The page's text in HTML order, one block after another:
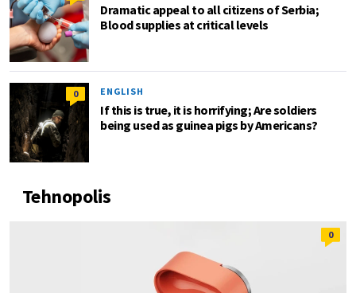
Dramatic appeal to all citizens of Serbia;
Blood supplies at critical levels
0 ENGLISH
If this is true, it is horrifying; Are soldiers
being used as guinea pigs by Americans?
Tehnopolis
0